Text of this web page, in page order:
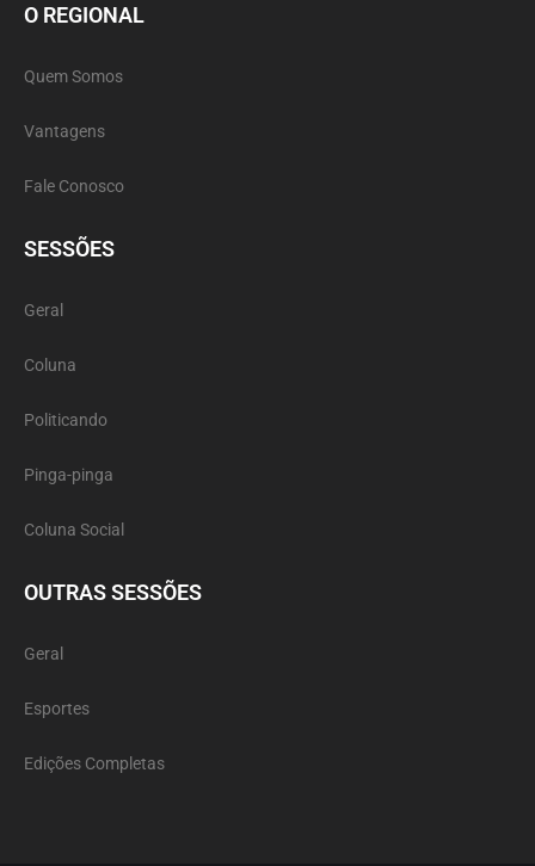
O REGIONAL
Quem Somos
Vantagens
Fale Conosco
SESSÕES
Geral
Coluna
Politicando
Pinga-pinga
Coluna Social
OUTRAS SESSÕES
Geral
Esportes
Edições Completas